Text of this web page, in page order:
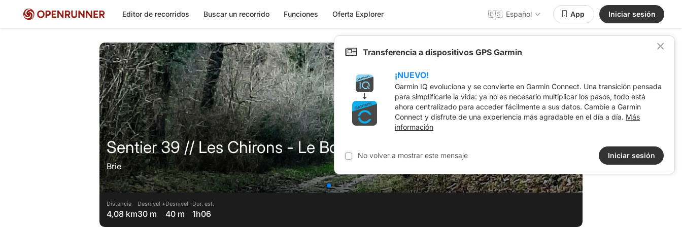
Editor de recorridos Buscar un recorrido Funciones Oferta Explorer 🇪🇸 Español App Iniciar sesión
Sentier 39 // Les Chirons - Le Bourg
Brie
Distancia
4,08 km
Desnivel +
30 m
Desnivel -
40 m
Dur. est.
1h06
Transferencia a dispositivos GPS Garmin
¡NUEVO!
Garmin IQ evoluciona y se convierte en Garmin Connect. Una transición pensada
para simplificarle la vida: ya no es necesario multiplicar los pasos, todo está
ahora centralizado para acceder fácilmente a sus datos. Cambie a Garmin
Connect y disfrute de una experiencia más agradable en el día a día. Más
información
No volver a mostrar este mensaje Iniciar sesión